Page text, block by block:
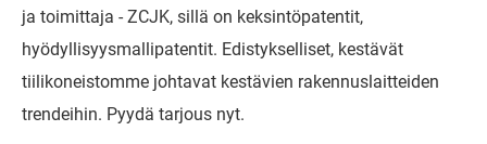
ja toimittaja - ZCJK, sillä on keksintöpatentit,
hyödyllisyysmallipatentit. Edistykselliset, kestävät
tiilikoneistomme johtavat kestävien rakennuslaitteiden
trendeihin. Pyydä tarjous nyt.